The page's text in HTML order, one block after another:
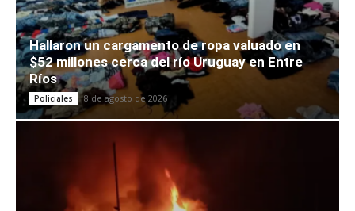
Hallaron un cargamento de ropa valuado en
$52 millones cerca del río Uruguay en Entre
Ríos
Policiales 8 de agosto de 2026